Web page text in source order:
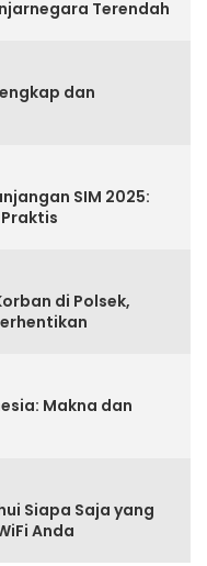
Terendah
dan
SIM 2025:
di Polsek,
Makna dan
Siapa Saja yang
Anda